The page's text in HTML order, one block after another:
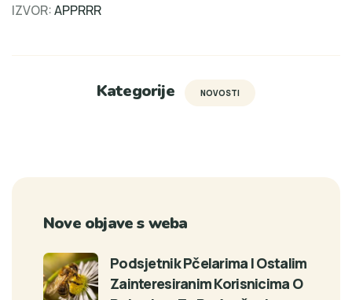
IZVOR:APPRRR
Kategorije NOVOSTI
Nove objave s weba
Podsjetnik Pčelarima I Ostalim
Zainteresiranim Korisnicima O